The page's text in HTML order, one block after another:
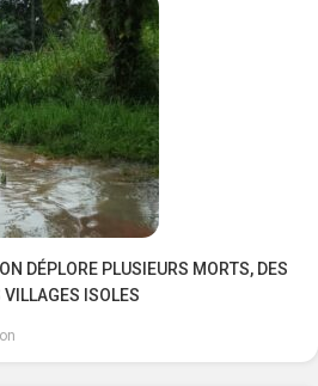
DÉPLORE PLUSIEURS MORTS, DES
ISOLES